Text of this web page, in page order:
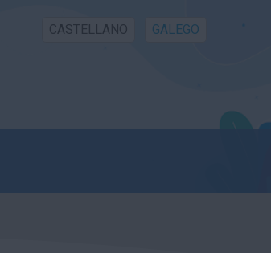
CASTELLANO GALEGO